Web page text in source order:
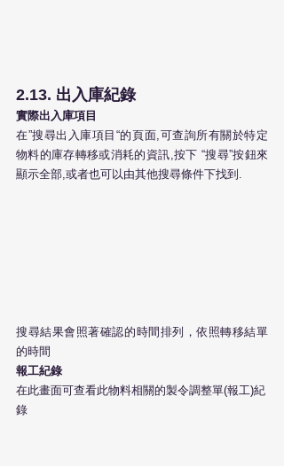
2.13. 出入庫紀錄
實際出入庫項目
在”搜尋出入庫項目“的頁面,可查詢所有關於特定
物料的庫存轉移或消耗的資訊,按下 “搜尋”按鈕來
顯示全部,或者也可以由其他搜尋條件下找到.
搜尋結果會照著確認的時間排列，依照轉移結單
的時間
報工紀錄
在此畫面可查看此物料相關的製令調整單(報工)紀
錄